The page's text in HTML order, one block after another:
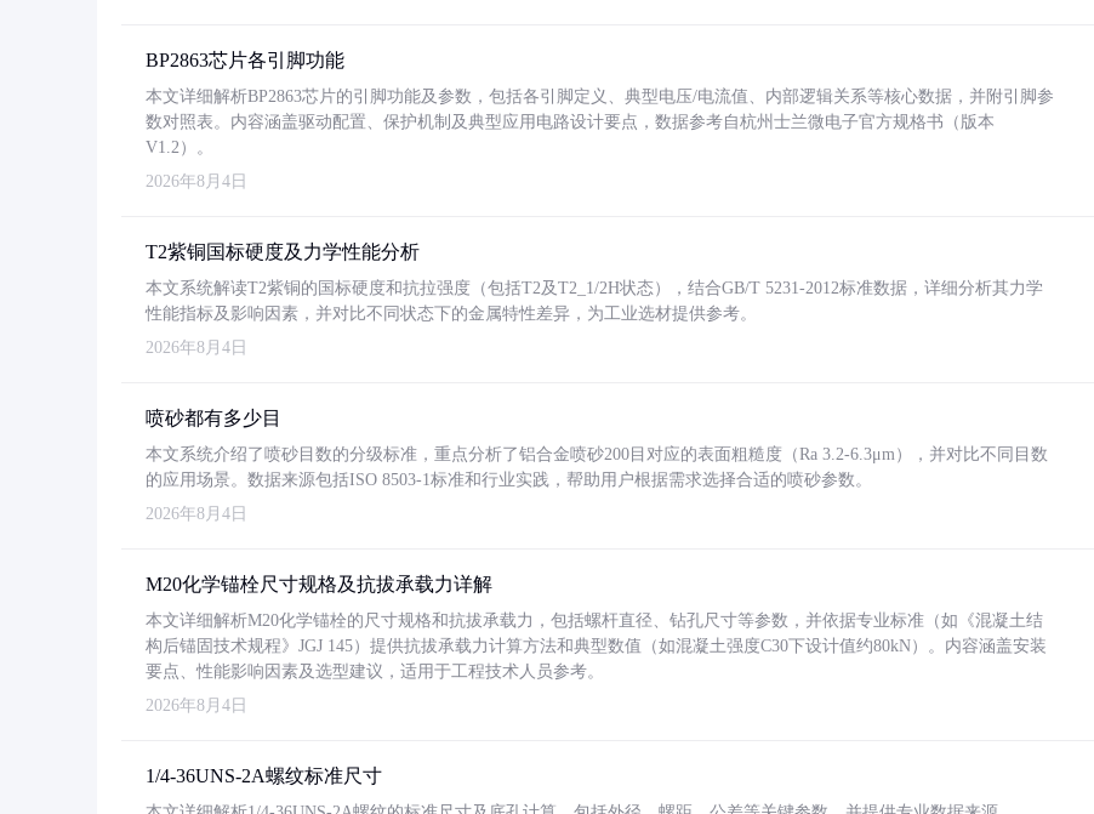
BP2863芯片各引脚功能
本文详细解析BP2863芯片的引脚功能及参数，包括各引脚定义、典型电压/电流值、内部逻辑关系等核心数据，并附引脚参
数对照表。内容涵盖驱动配置、保护机制及典型应用电路设计要点，数据参考自杭州士兰微电子官方规格书（版本
V1.2）。
2026年8月4日
T2紫铜国标硬度及力学性能分析
本文系统解读T2紫铜的国标硬度和抗拉强度（包括T2及T2_1/2H状态），结合GB/T 5231-2012标准数据，详细分析其力学
性能指标及影响因素，并对比不同状态下的金属特性差异，为工业选材提供参考。
2026年8月4日
喷砂都有多少目
本文系统介绍了喷砂目数的分级标准，重点分析了铝合金喷砂200目对应的表面粗糙度（Ra 3.2-6.3μm），并对比不同目数
的应用场景。数据来源包括ISO 8503-1标准和行业实践，帮助用户根据需求选择合适的喷砂参数。
2026年8月4日
M20化学锚栓尺寸规格及抗拔承载力详解
本文详细解析M20化学锚栓的尺寸规格和抗拔承载力，包括螺杆直径、钻孔尺寸等参数，并依据专业标准（如《混凝土结
构后锚固技术规程》JGJ 145）提供抗拔承载力计算方法和典型数值（如混凝土强度C30下设计值约80kN）。内容涵盖安装
要点、性能影响因素及选型建议，适用于工程技术人员参考。
2026年8月4日
1/4-36UNS-2A螺纹标准尺寸